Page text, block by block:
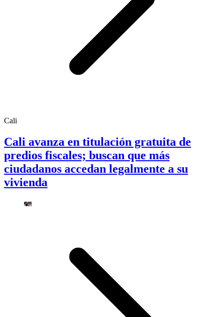
Cali
Cali avanza en titulación gratuita de
predios fiscales; buscan que más
ciudadanos accedan legalmente a su
vivienda